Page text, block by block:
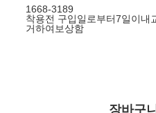
1668-3189
착용전 구입일로부터7일이내
거하여보상함
장바구